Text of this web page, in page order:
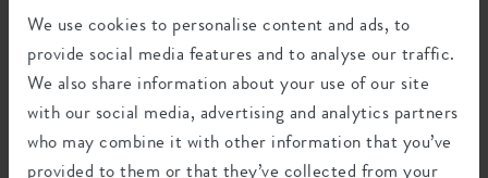
We use cookies to personalise content and ads, to
provide social media features and to analyse our traffic.
We also share information about your use of our site
with our social media, advertising and analytics partners
who may combine it with other information that you’ve
provided to them or that they’ve collected from your
1